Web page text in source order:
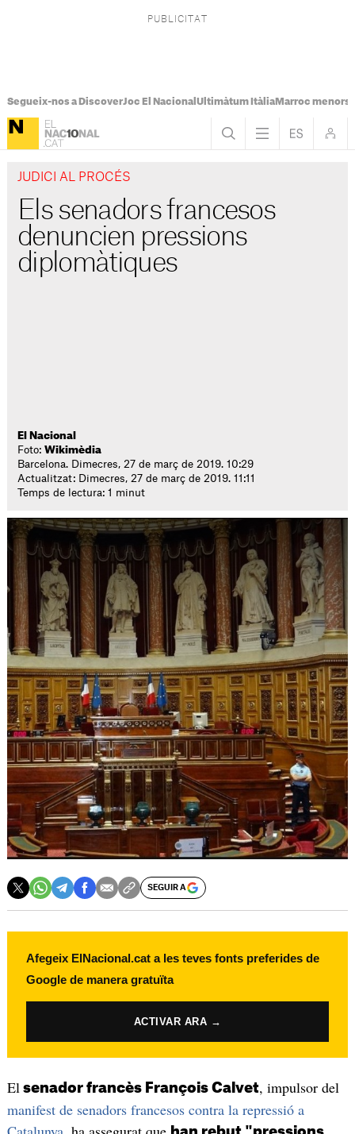
Segueix-nos a DiscoverJoc El Nacional Ultimàtum ItàliaMarroc menors
JUDICI AL PROCÉS
Els senadors francesos
denuncien pressions
diplomàtiques
El Nacional
Foto:Wikimèdia
Barcelona. Dimecres, 27 de març de 2019. 10:29
Actualitzat: Dimecres, 27 de març de 2019. 11:11
Temps de lectura: 1 minut
SEGUIR A
Afegeix ElNacional.cat a les teves fonts preferides de
Google de manera gratuïta
ACTIVAR ARA →
El senador francès François Calvet, impulsor del
manifest de senadors francesos contra la repressió a